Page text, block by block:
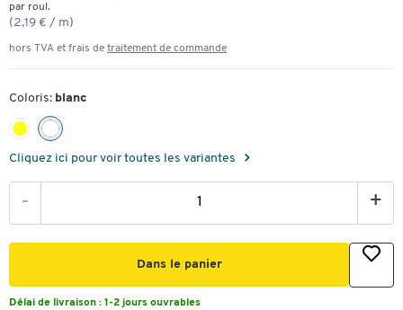
par roul.
(2,19 € / m)
hors TVA et frais de traitement de commande
Coloris: blanc
Cliquez ici pour voir toutes les variantes
- +
Dans le panier
Délai de livraison : 1-2 jours ouvrables